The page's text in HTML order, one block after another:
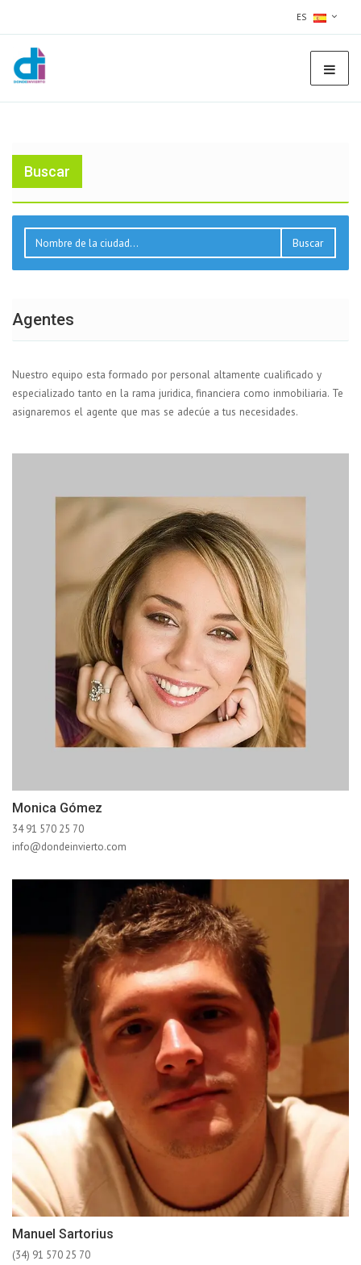
ES
Buscar
Buscar
Agentes
Nuestro equipo esta formado por personal altamente cualificado y
especializado tanto en la rama juridica, financiera como inmobiliaria. Te
asignaremos el agente que mas se adecúe a tus necesidades.
Monica Gómez
34 91 570 25 70
info@dondeinvierto.com
Manuel Sartorius
(34) 91 570 25 70